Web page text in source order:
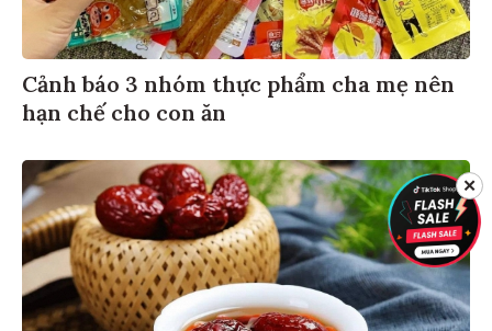
Cảnh báo 3 nhóm thực phẩm cha mẹ nên
hạn chế cho con ăn
✕